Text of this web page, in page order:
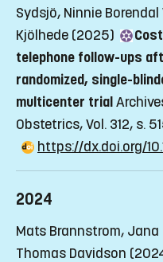
Sydsjö, Ninnie
Kjölhede (2025)
telephone follow-ups
randomized, single-
multicenter trial
Obstetrics, Vol. 312, s.
https://dx.doi.org/
2024
Mats Brannstrom, Jana
Thomas Davidson